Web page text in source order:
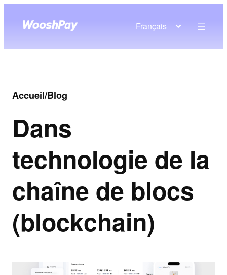
Français
Accueil/Blog
Dans
technologie de la
chaîne de blocs
(blockchain)